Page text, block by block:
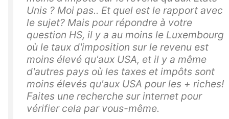
Unis ? Moi pas.. Et quel est le rapport avec
le sujet? Mais pour répondre à votre
question HS, il y a au moins le Luxembourg
où le taux d'imposition sur le revenu est
moins élevé qu'aux USA, et il y a même
d'autres pays où les taxes et impôts sont
moins élevés qu'aux USA pour les + riches!
Faites une recherche sur internet pour
vérifier cela par vous-même.